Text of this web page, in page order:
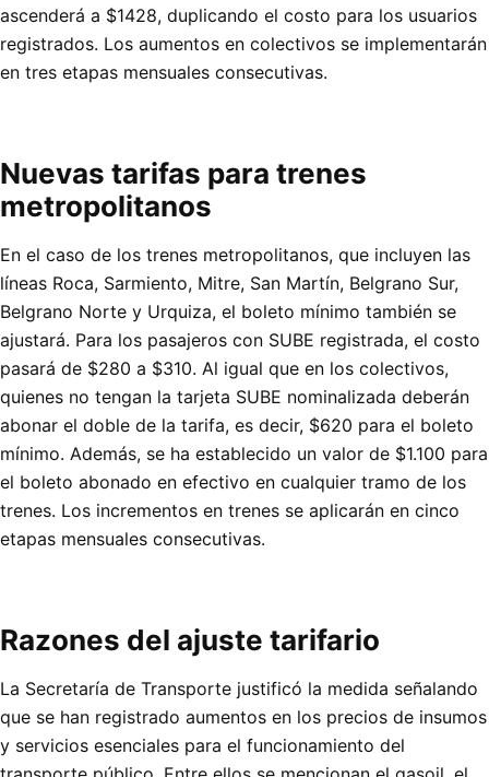
ascenderá a $1428, duplicando el costo para los usuarios
registrados. Los aumentos en colectivos se implementarán
en tres etapas mensuales consecutivas.
Nuevas tarifas para trenes
metropolitanos
En el caso de los trenes metropolitanos, que incluyen las
líneas Roca, Sarmiento, Mitre, San Martín, Belgrano Sur,
Belgrano Norte y Urquiza, el boleto mínimo también se
ajustará. Para los pasajeros con SUBE registrada, el costo
pasará de $280 a $310. Al igual que en los colectivos,
quienes no tengan la tarjeta SUBE nominalizada deberán
abonar el doble de la tarifa, es decir, $620 para el boleto
mínimo. Además, se ha establecido un valor de $1.100 para
el boleto abonado en efectivo en cualquier tramo de los
trenes. Los incrementos en trenes se aplicarán en cinco
etapas mensuales consecutivas.
Razones del ajuste tarifario
La Secretaría de Transporte justificó la medida señalando
que se han registrado aumentos en los precios de insumos
y servicios esenciales para el funcionamiento del